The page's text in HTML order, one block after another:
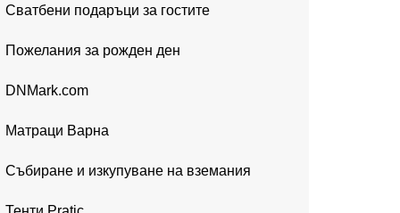
Сватбени подаръци за гостите
Пожелания за рожден ден
DNMark.com
Матраци Варна
Събиране и изкупуване на вземания